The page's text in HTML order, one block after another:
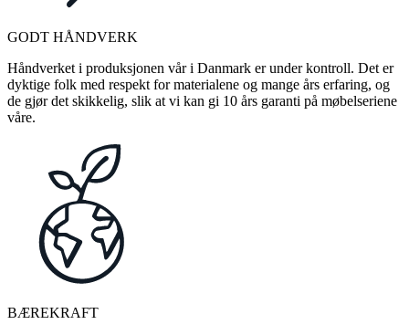
GODT HÅNDVERK
Håndverket i produksjonen vår i Danmark er under kontroll. Det er
dyktige folk med respekt for materialene og mange års erfaring, og
de gjør det skikkelig, slik at vi kan gi 10 års garanti på møbelseriene
våre.
BÆREKRAFT